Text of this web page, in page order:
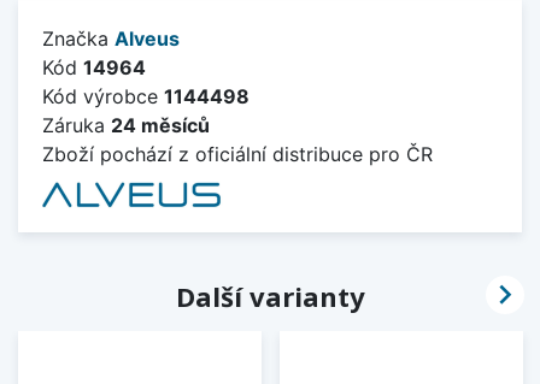
Značka Alveus
Kód 14964
Kód výrobce 1144498
Záruka 24 měsíců
Zboží pochází z oficiální distribuce pro ČR
Další varianty 